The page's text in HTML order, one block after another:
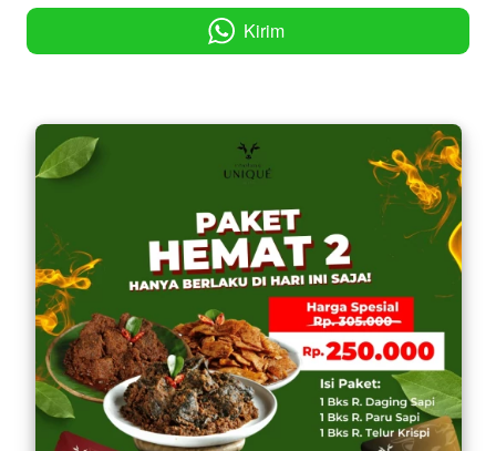
` Kirim